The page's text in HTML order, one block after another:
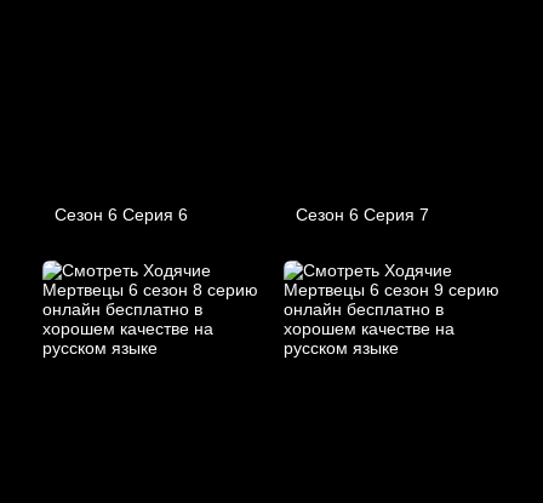
Сезон 6 Серия 6 Сезон 6 Серия 7